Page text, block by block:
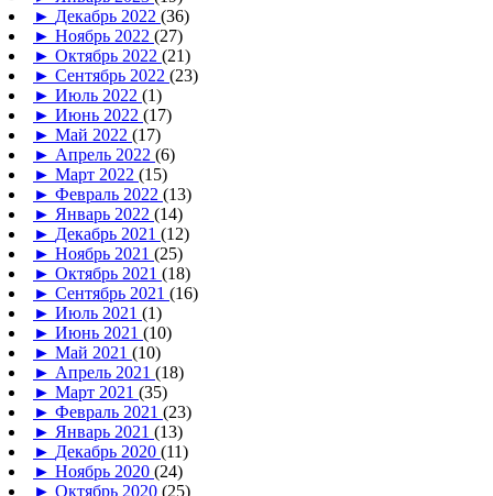
► Декабрь 2022 (36)
► Ноябрь 2022 (27)
► Октябрь 2022 (21)
► Сентябрь 2022 (23)
► Июль 2022 (1)
► Июнь 2022 (17)
► Май 2022 (17)
► Апрель 2022 (6)
► Март 2022 (15)
► Февраль 2022 (13)
► Январь 2022 (14)
► Декабрь 2021 (12)
► Ноябрь 2021 (25)
► Октябрь 2021 (18)
► Сентябрь 2021 (16)
► Июль 2021 (1)
► Июнь 2021 (10)
► Май 2021 (10)
► Апрель 2021 (18)
► Март 2021 (35)
► Февраль 2021 (23)
► Январь 2021 (13)
► Декабрь 2020 (11)
► Ноябрь 2020 (24)
► Октябрь 2020 (25)